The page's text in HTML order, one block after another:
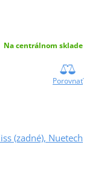
Na centrálnom sklade
Porovnať
(zadné), Nuetech